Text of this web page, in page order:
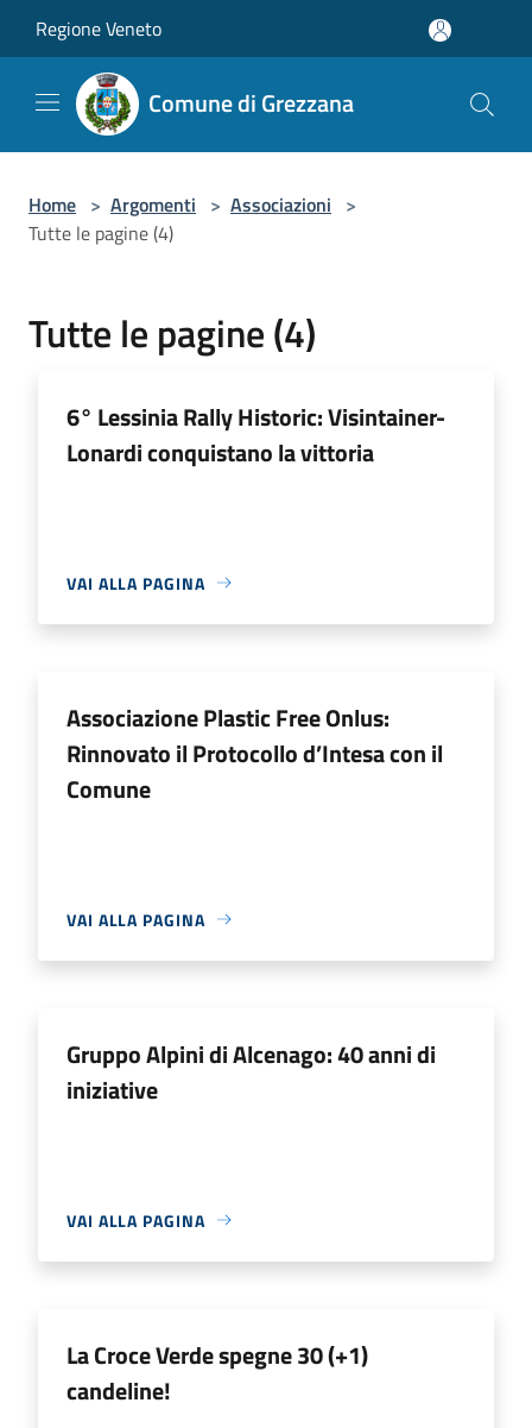
Regione Veneto
Comune di Grezzana
Home > Argomenti > Associazioni >
Tutte le pagine (4)
Tutte le pagine (4)
6° Lessinia Rally Historic: Visintainer-
Lonardi conquistano la vittoria
VAI ALLA PAGINA
Associazione Plastic Free Onlus:
Rinnovato il Protocollo d’Intesa con il
Comune
VAI ALLA PAGINA
Gruppo Alpini di Alcenago: 40 anni di
iniziative
VAI ALLA PAGINA
La Croce Verde spegne 30 (+1)
candeline!